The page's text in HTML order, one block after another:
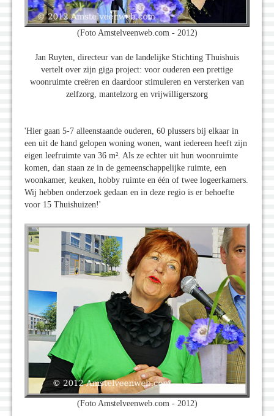
(Foto Amstelveenweb.com - 2012)
Jan Ruyten, directeur van de landelijke Stichting Thuishuis
vertelt over zijn giga project: voor ouderen een prettige
woonruimte creëren en daardoor stimuleren en versterken van
zelfzorg, mantelzorg en vrijwilligerszorg
'Hier gaan 5-7 alleenstaande ouderen, 60 plussers bij elkaar in
een uit de hand gelopen woning wonen, want iedereen heeft zijn
eigen leefruimte van 36 m². Als ze echter uit hun woonruimte
komen, dan staan ze in de gemeenschappelijke ruimte, een
woonkamer, keuken, hobby ruimte en één of twee logeerkamers.
Wij hebben onderzoek gedaan en in deze regio is er behoefte
voor 15 Thuishuizen!'
(Foto Amstelveenweb.com - 2012)